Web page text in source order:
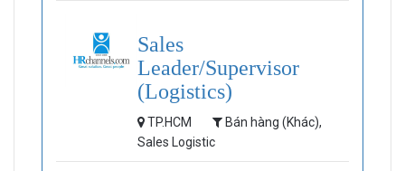
Sales
Leader/Supervisor
(Logistics)
TP.HCM
Bán hàng (Khác),
Sales Logistic